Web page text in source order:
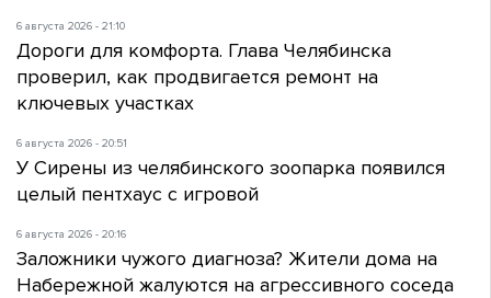
6 августа 2026 - 21:10
Дороги для комфорта. Глава Челябинска
проверил, как продвигается ремонт на
ключевых участках
6 августа 2026 - 20:51
У Сирены из челябинского зоопарка появился
целый пентхаус с игровой
6 августа 2026 - 20:16
Заложники чужого диагноза? Жители дома на
Набережной жалуются на агрессивного соседа